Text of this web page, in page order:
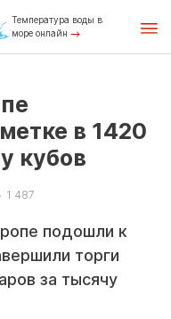
Температура воды в
море онлайн
в 1420
кубов
1 487
подошли к
торги
за тысячу